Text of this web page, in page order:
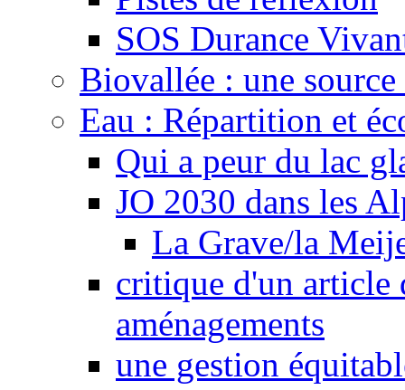
SOS Durance
Biovallée : une
Eau : Répartition et
Qui a peur du lac
JO 2030 dans les
La Grave/la
critique d'un article
aménagements
une gestion